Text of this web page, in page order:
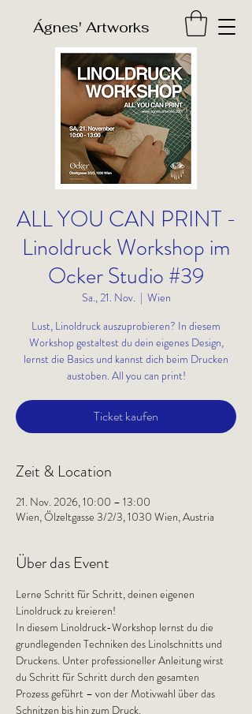
​Ágnes' Artworks
ALL YOU CAN PRINT -
Linoldruck Workshop im
Ocker Studio #39
Sa., 21. Nov.
  |
Wien
Lust, Linoldruck auszuprobieren? In diesem
Workshop gestaltest du dein eigenes Design,
lernst die Basics und kannst dich beim Drucken
austoben. All you can print!
Ticket kaufen
Zeit & Location
21. Nov. 2026, 10:00 – 13:00
Wien, Ölzeltgasse 3/2/3, 1030 Wien, Austria
Über das Event
Lerne Schritt für Schritt, deinen eigenen
Linoldruck zu kreieren!
In diesem Linoldruck-Workshop lernst du die
grundlegenden Techniken des Linolschnitts und
Druckens. Unter professioneller Anleitung wirst
du Schritt für Schritt durch den gesamten
Prozess geführt – von der Motivwahl über das
Schnitzen bis hin zum Druck.